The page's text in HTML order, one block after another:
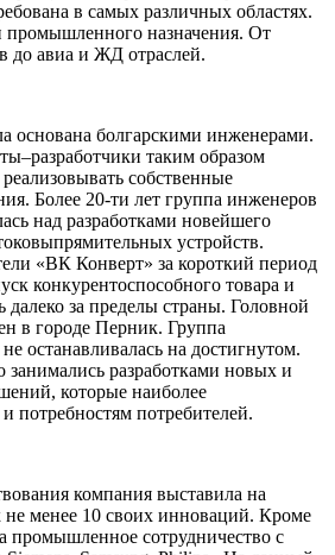
в самых различных областях.
промышленного назначения. От
до авиа и ЖД отраслей.
основана болгарскими инженерами.
таким образом
собственные
Более 20-ти лет группа инженеров
над разработками новейшего
устройств.
«ВК Конверт» за короткий период
конкурентоспособного товара и
далеко за пределы страны. Головной
в городе Перник. Группа
останавливалась на достигнутом.
занимались разработками новых и
которые наиболее
потребностям потребителей.
компания выставила на
менее 10 своих инноваций. Кроме
промышленное сотрудничество с